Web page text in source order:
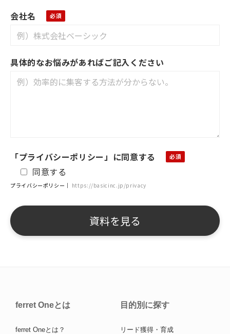
会社名
具体的なお悩みがあればご記入ください
「プライバシーポリシー」に同意する
同意する
プライバシーポリシー｜ https://basicinc.jp/privacy
ferret Oneとは
ferret Oneとは？
目的別に探す
リード獲得・育成